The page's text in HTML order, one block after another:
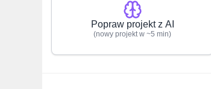
Popraw projekt z AI
(nowy projekt w ~5 min)